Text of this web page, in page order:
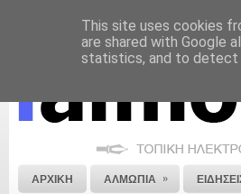
ΝΟΜΙΚΗ ΣΗΜΕΙΩΣΗ ΔΙΑΦΗΜΙΣΗ
ΑΡΧΙΚΗ ΑΛΜΩΠΙΑ »
This site uses cookies
are shared with Google
statistics, and to detect